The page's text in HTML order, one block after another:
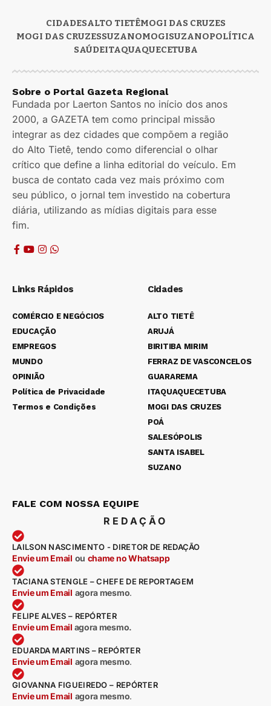
CIDADESALTO TIETÊMOGI DAS CRUZES
MOGI DAS CRUZESSUZANOMOGISUZANOPOLÍTICA
SAÚDEITAQUAQUECETUBA
Sobre o Portal Gazeta Regional
Fundada por Laerton Santos no início dos anos
2000, a GAZETA tem como principal missão
integrar as dez cidades que compõem a região
do Alto Tietê, tendo como diferencial o olhar
crítico que define a linha editorial do veículo. Em
busca de contato cada vez mais próximo com
seu público, o jornal tem investido na cobertura
diária, utilizando as mídias digitais para esse
fim.
Links Rápidos
COMÉRCIO E NEGÓCIOS
EDUCAÇÃO
EMPREGOS
MUNDO
OPINIÃO
Política de Privacidade
Termos e Condições
Cidades
ALTO TIETÊ
ARUJÁ
BIRITIBA MIRIM
FERRAZ DE VASCONCELOS
GUARAREMA
ITAQUAQUECETUBA
MOGI DAS CRUZES
POÁ
SALESÓPOLIS
SANTA ISABEL
SUZANO
FALE COM NOSSA EQUIPE
REDAÇÃO
LAILSON NASCIMENTO - DIRETOR DE REDAÇÃO
Envie um Email ou chame no Whatsapp
TACIANA STENGLE – CHEFE DE REPORTAGEM
Envie um Email agora mesmo.
FELIPE ALVES – REPÓRTER
Envie um Email agora mesmo.
EDUARDA MARTINS – REPÓRTER
Envie um Email agora mesmo.
GIOVANNA FIGUEIREDO – REPÓRTER
Envie um Email agora mesmo.